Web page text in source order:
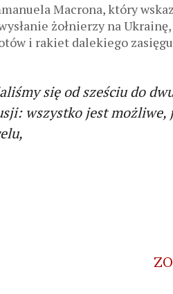
Macrona, który
żołnierzy na
i rakiet dalekiego
się od sześciu do
wszystko jest możliwe,